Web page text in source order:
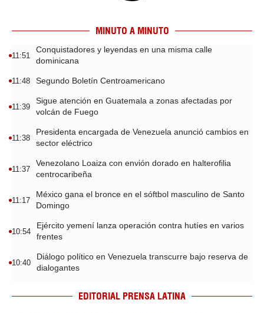
MINUTO A MINUTO
11:51
Conquistadores y leyendas en una misma calle
dominicana
11:48 Segundo Boletín Centroamericano
11:39
Sigue atención en Guatemala a zonas afectadas por
volcán de Fuego
11:38
Presidenta encargada de Venezuela anunció cambios en
sector eléctrico
11:37
Venezolano Loaiza con envión dorado en halterofilia
centrocaribeña
11:17
México gana el bronce en el sóftbol masculino de Santo
Domingo
10:54
Ejército yemení lanza operación contra hutíes en varios
frentes
10:40
Diálogo político en Venezuela transcurre bajo reserva de
dialogantes
EDITORIAL PRENSA LATINA